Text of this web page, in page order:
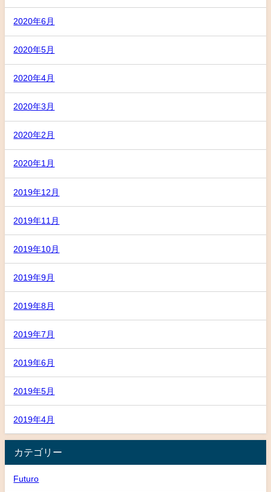
2020年6月
2020年5月
2020年4月
2020年3月
2020年2月
2020年1月
2019年12月
2019年11月
2019年10月
2019年9月
2019年8月
2019年7月
2019年6月
2019年5月
2019年4月
カテゴリー
Futuro